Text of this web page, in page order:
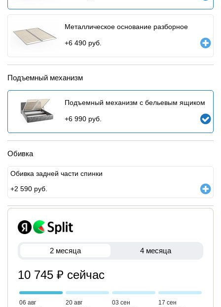
Металлическое основание разборное
+6 490 руб.
Подъемный механизм
Подъемный механизм с бельевым ящиком
+6 990 руб.
Обивка
Обивка задней части спинки
+2 590 руб.
2 месяца 4 месяца
10 745 ₽ сейчас
06 авг
20 авг
03 сен
17 сен